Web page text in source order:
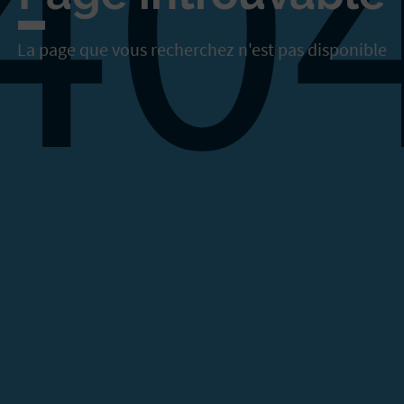
La page que vous recherchez n'est pas disponible